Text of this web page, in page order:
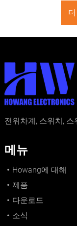
전위차계, 스위치,
메뉴
Howang에 대해
제품
다운로드
소식